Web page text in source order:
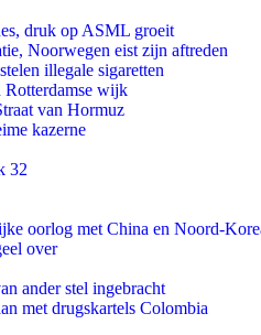
druk op ASML groeit
Noorwegen eist zijn aftreden
illegale sigaretten
Rotterdamse wijk
van Hormuz
kazerne
32
oorlog met China en Noord-
over
ander stel ingebracht
met drugskartels Colombia